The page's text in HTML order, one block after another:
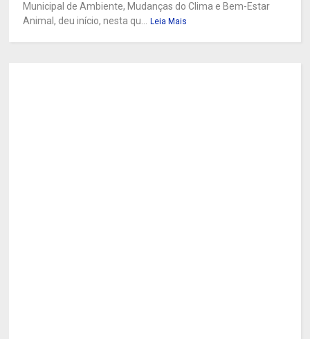
Municipal de Ambiente, Mudanças do Clima e Bem-Estar
Animal, deu início, nesta qu... Leia Mais